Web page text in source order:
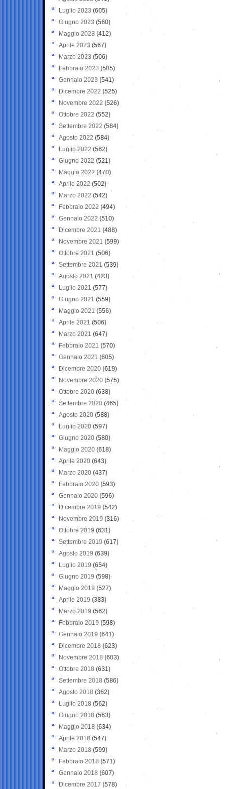
Luglio 2023 (605)
Giugno 2023 (560)
Maggio 2023 (412)
Aprile 2023 (567)
Marzo 2023 (506)
Febbraio 2023 (505)
Gennaio 2023 (541)
Dicembre 2022 (525)
Novembre 2022 (526)
Ottobre 2022 (552)
Settembre 2022 (584)
Agosto 2022 (584)
Luglio 2022 (562)
Giugno 2022 (521)
Maggio 2022 (470)
Aprile 2022 (502)
Marzo 2022 (542)
Febbraio 2022 (494)
Gennaio 2022 (510)
Dicembre 2021 (488)
Novembre 2021 (599)
Ottobre 2021 (506)
Settembre 2021 (539)
Agosto 2021 (423)
Luglio 2021 (577)
Giugno 2021(559)
Maggio 2021 (556)
Aprile 2021 (506)
Marzo 2021 (647)
Febbraio 2021 (570)
Gennaio 2021 (605)
Dicembre 2020 (619)
Novembre 2020 (575)
Ottobre 2020 (638)
Settembre 2020(465)
Agosto 2020 (588)
Luglio 2020 (597)
Giugno 2020 (580)
Maggio 2020 (618)
Aprile 2020 (643)
Marzo 2020 (437)
Febbraio 2020 (593)
Gennaio 2020 (596)
Dicembre 2019 (542)
Novembre 2019 (316)
Ottobre 2019 (631)
Settembre 2019 (617)
Agosto 2019 (639)
Luglio 2019 (654)
Giugno 2019 (598)
Maggio 2019 (527)
Aprile 2019 (383)
Marzo 2019 (562)
Febbraio 2019 (598)
Gennaio 2019 (641)
Dicembre 2018 (623)
Novembre 2018 (603)
Ottobre 2018 (631)
Settembre 2018 (586)
Agosto 2018 (362)
Luglio 2018 (562)
Giugno 2018 (563)
Maggio 2018 (634)
Aprile 2018 (547)
Marzo 2018 (599)
Febbraio 2018 (571)
Gennaio 2018 (607)
Dicembre 2017 (578)